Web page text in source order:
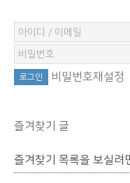
비밀번호재설정
즐겨찾기 글
즐겨찾기 목록을 보실려